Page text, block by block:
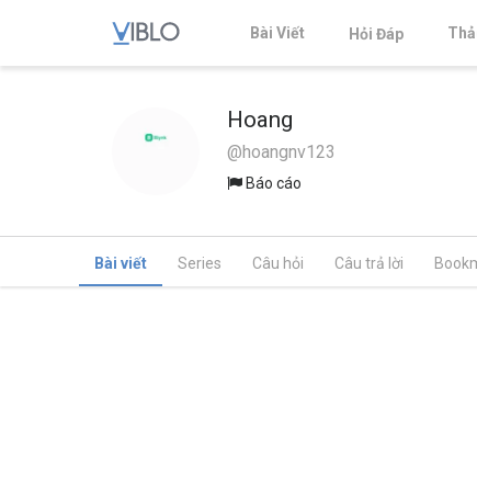
Bài Viết Hỏi Đáp
Hoang
@hoangnv123
Báo cáo
Bài viết Series Câu hỏi Câu trả lời